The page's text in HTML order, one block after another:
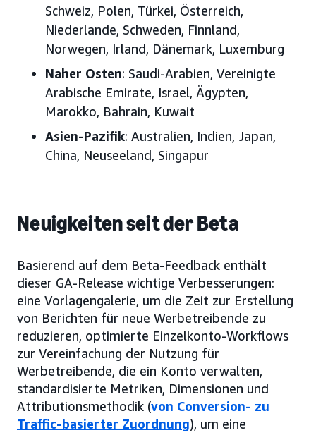
Schweiz, Polen, Türkei, Österreich,
Niederlande, Schweden, Finnland,
Norwegen, Irland, Dänemark, Luxemburg
Naher Osten: Saudi-Arabien, Vereinigte
Arabische Emirate, Israel, Ägypten,
Marokko, Bahrain, Kuwait
Asien-Pazifik: Australien, Indien, Japan,
China, Neuseeland, Singapur
Neuigkeiten seit der Beta
Basierend auf dem Beta-Feedback enthält
dieser GA-Release wichtige Verbesserungen:
eine Vorlagengalerie, um die Zeit zur Erstellung
von Berichten für neue Werbetreibende zu
reduzieren, optimierte Einzelkonto-Workflows
zur Vereinfachung der Nutzung für
Werbetreibende, die ein Konto verwalten,
standardisierte Metriken, Dimensionen und
Attributionsmethodik (von Conversion- zu
Traffic-basierter Zuordnung), um eine